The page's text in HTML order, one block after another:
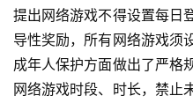
白
泽
绘
梦
提出网络游戏不得设置每日
导性奖励，所有网络游戏须
成年人保护方面做出了严格
网络游戏时段、时长，禁止